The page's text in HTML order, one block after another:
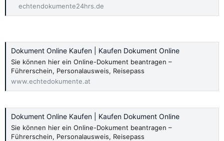
echtendokumente24hrs.de
Dokument Online Kaufen | Kaufen Dokument Online
Sie können hier ein Online-Dokument beantragen –
Führerschein, Personalausweis, Reisepass
www.echtedokumente.at
Dokument Online Kaufen | Kaufen Dokument Online
Sie können hier ein Online-Dokument beantragen –
Führerschein, Personalausweis, Reisepass